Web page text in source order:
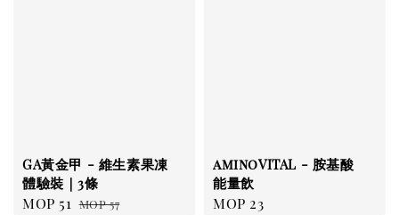
GA黃金甲 - 維生素果凍
體驗裝｜3條
Sale
MOP 51 Regular
MOP 57
aminoVITAL - 胺基酸
能量飲
Regular
MOP 23